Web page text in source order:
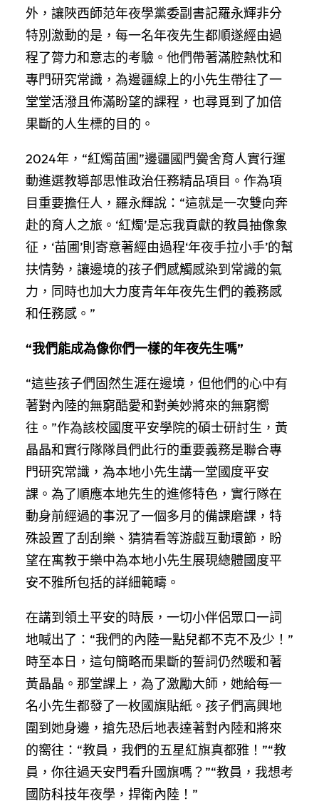
外，讓陜西師范年夜學黨委副書記羅永輝非分
特別激動的是，每一名年夜先生都順遂經由過
程了膂力和意志的考驗。他們帶著滿腔熱忱和
專門研究常識，為邊疆線上的小先生帶往了一
堂堂活潑且佈滿盼望的課程，也尋覓到了加倍
果斷的人生標的目的。
2024年，“紅燭苗圃”邊疆國門黌舍育人實行運
動進選教導部思惟政治任務精品項目。作為項
目重要擔任人，羅永輝說：“這就是一次雙向奔
赴的育人之旅。‘紅燭’是忘我貢獻的教員抽像象
征，‘苗圃’則寄意著經由過程‘年夜手拉小手’的幫
扶情勢，讓邊境的孩子們感觸感染到常識的氣
力，同時也加大力度青年年夜先生們的義務感
和任務感。”
“我們能成為像你們一樣的年夜先生嗎”
“這些孩子們固然生涯在邊境，但他們的心中有
著對內陸的無窮酷愛和對美妙將來的無窮嚮
往。”作為該校國度平安學院的碩士研討生，黃
晶晶和實行隊隊員們此行的重要義務是聯合專
門研究常識，為本地小先生講一堂國度平安
課。為了順應本地先生的進修特色，實行隊在
動身前經過的事況了一個多月的備課磨課，特
殊設置了刮刮樂、猜猜看等游戲互動環節，盼
望在寓教于樂中為本地小先生展現總體國度平
安不雅所包括的詳細範疇。
在講到領土平安的時辰，一切小伴侶眾口一詞
地喊出了：“我們的內陸一點兒都不克不及少！”
時至本日，這句簡略而果斷的誓詞仍然暖和著
黃晶晶。那堂課上，為了激勵大師，她給每一
名小先生都發了一枚國旗貼紙。孩子們高興地
圍到她身邊，搶先恐后地表達著對內陸和將來
的嚮往：“教員，我們的五星紅旗真都雅！”“教
員，你往過天安門看升國旗嗎？”“教員，我想考
國防科技年夜學，捍衛內陸！”